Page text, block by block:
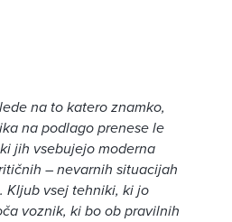
na to katero znamko,
na podlago prenese le
jih vsebujejo moderna
– nevarnih situacijah
Kljub vsej tehniki, ki jo
voznik, ki bo ob pravilnih